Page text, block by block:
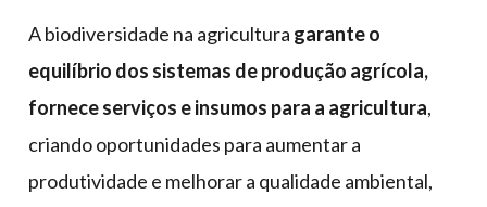
A biodiversidade na agricultura garante o
equilíbrio dos sistemas de produção agrícola,
fornece serviços e insumos para a agricultura,
criando oportunidades para aumentar a
produtividade e melhorar a qualidade ambiental,